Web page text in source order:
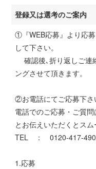
登録又は選考のご案内
①『WEB応募』より応
して下さい。
確認後､折り返しご連
ングさせて頂きます。
②お電話にてご応募下さ
電話でのご応募・ご質問
とお伝えいただくとスム
TEL ： 0120-417-490
1.応募